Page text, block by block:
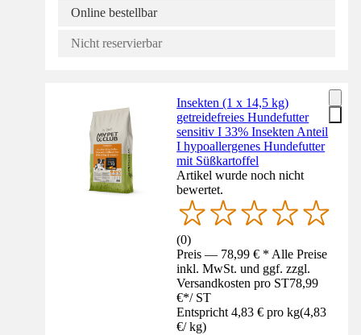
Online bestellbar
Nicht reservierbar
Insekten (1 x 14,5 kg)
getreidefreies Hundefutter
sensitiv I 33% Insekten Anteil
I hypoallergenes Hundefutter
mit Süßkartoffel
Artikel wurde noch nicht
bewertet.
(0)
Preis — 78,99 € * Alle Preise
inkl. MwSt. und ggf. zzgl.
Versandkosten pro ST78,99
€*/ ST
Entspricht 4,83 € pro kg(4,83
€/ kg)